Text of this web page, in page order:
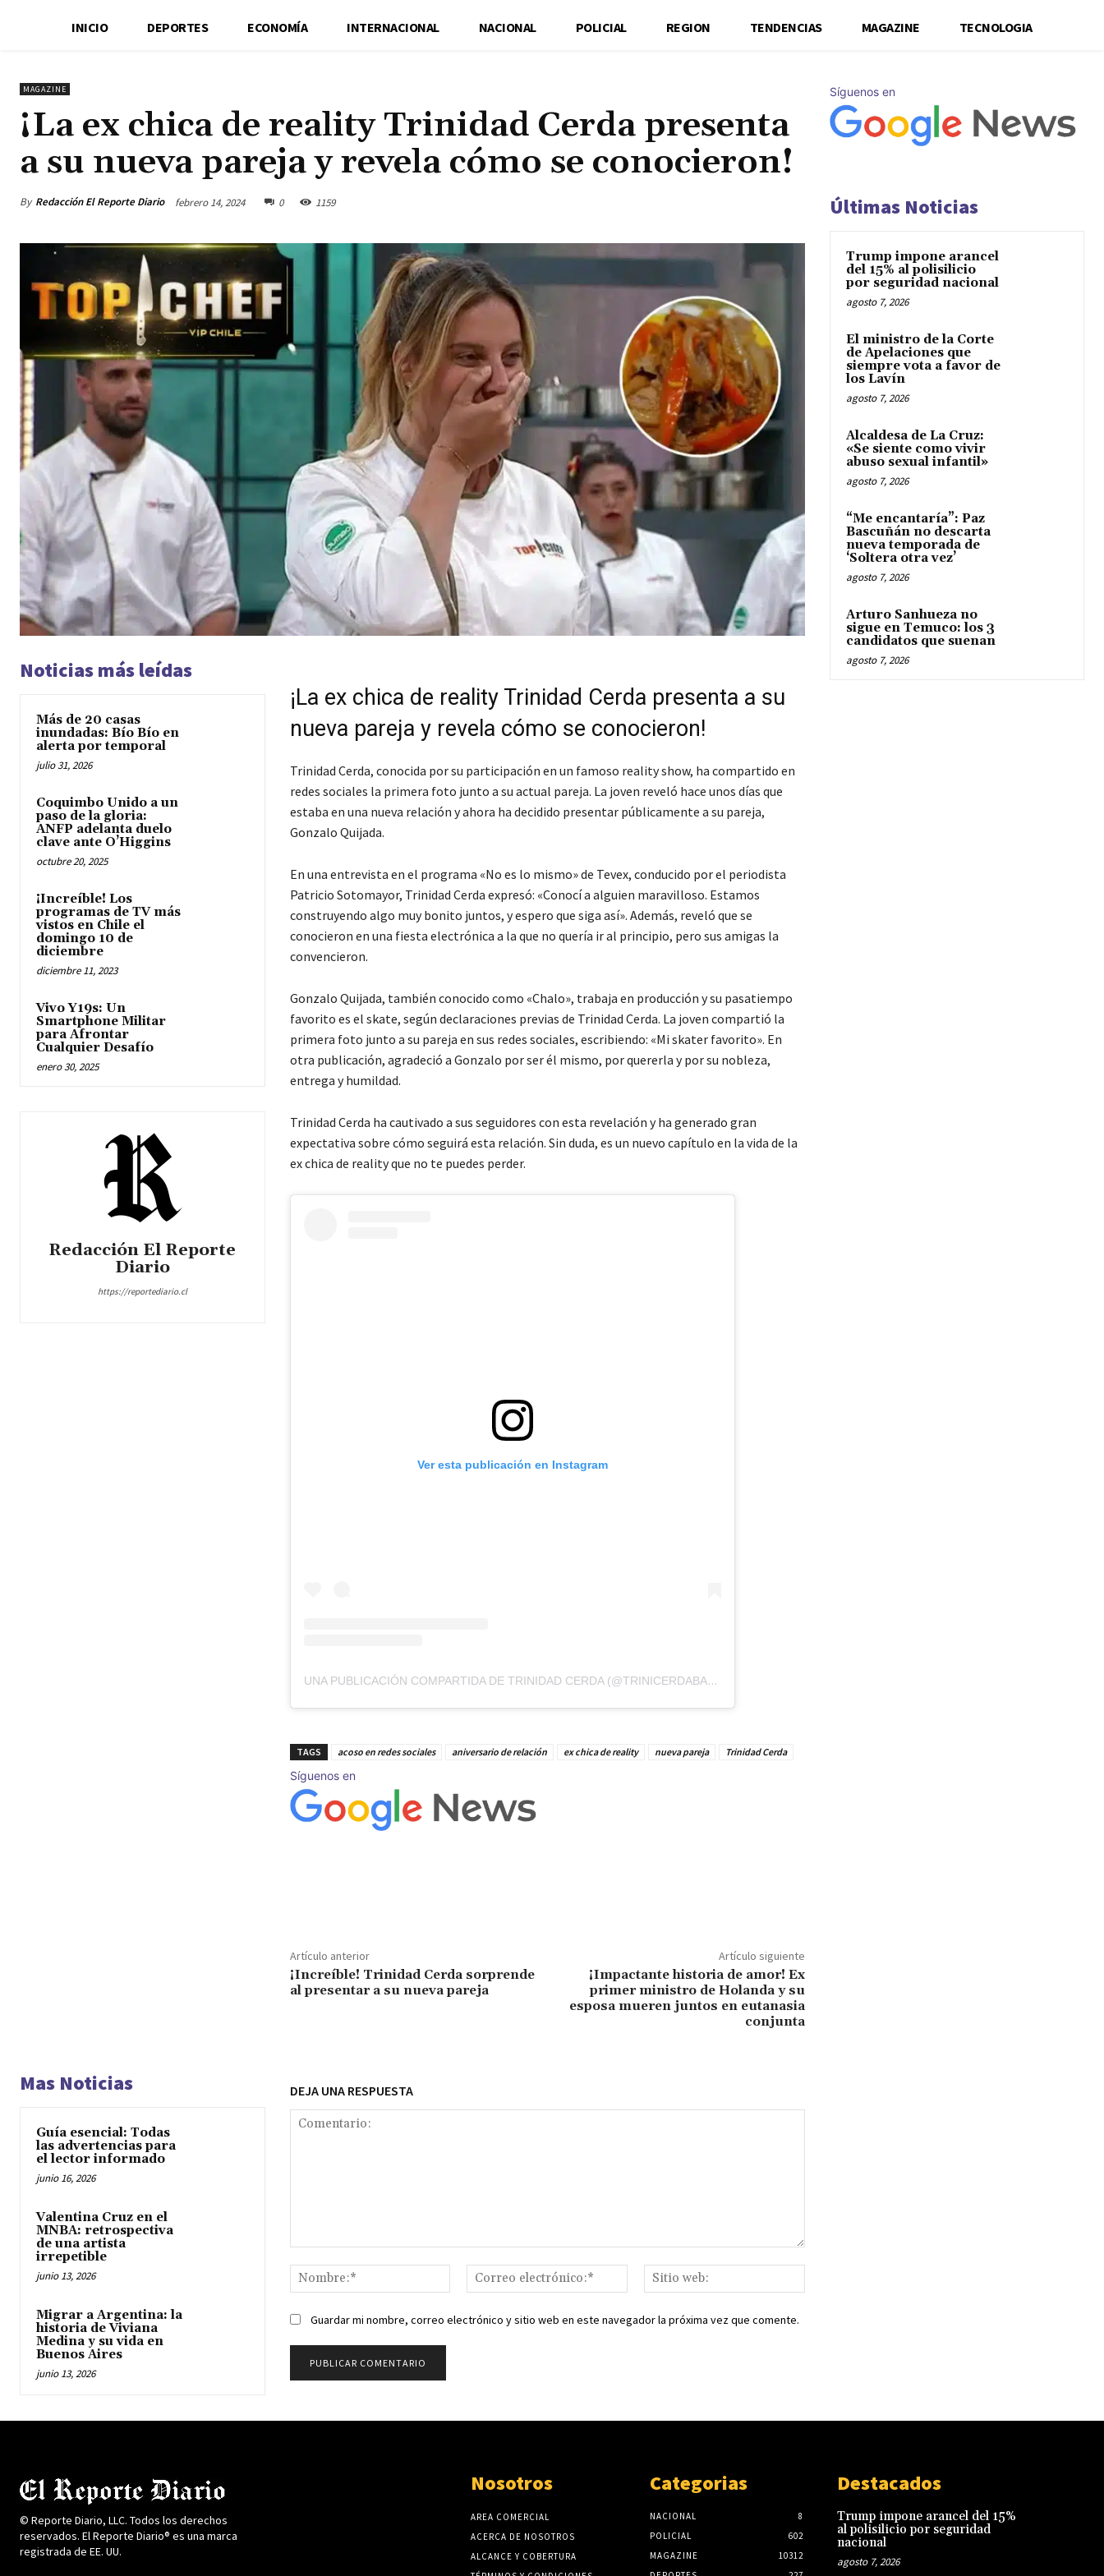
INICIO DEPORTES ECONOMÍA INTERNACIONAL NACIONAL POLICIAL REGION TENDENCIAS MAGAZINE TECNOLOGIA
MAGAZINE
¡La ex chica de reality Trinidad Cerda presenta
a su nueva pareja y revela cómo se conocieron!
By Redacción El Reporte Diario febrero 14, 2024 0 1159
Noticias más leídas
Más de 20 casas
inundadas: Bío Bío en
alerta por temporal
julio 31, 2026
Coquimbo Unido a un
paso de la gloria:
ANFP adelanta duelo
clave ante O’Higgins
octubre 20, 2025
¡Increíble! Los
programas de TV más
vistos en Chile el
domingo 10 de
diciembre
diciembre 11, 2023
Vivo Y19s: Un
Smartphone Militar
para Afrontar
Cualquier Desafío
enero 30, 2025
Redacción El Reporte
Diario
https://reportediario.cl
¡La ex chica de reality Trinidad Cerda presenta a su
nueva pareja y revela cómo se conocieron!
Trinidad Cerda, conocida por su participación en un famoso reality show, ha compartido en
redes sociales la primera foto junto a su actual pareja. La joven reveló hace unos días que
estaba en una nueva relación y ahora ha decidido presentar públicamente a su pareja,
Gonzalo Quijada.
En una entrevista en el programa «No es lo mismo» de Tevex, conducido por el periodista
Patricio Sotomayor, Trinidad Cerda expresó: «Conocí a alguien maravilloso. Estamos
construyendo algo muy bonito juntos, y espero que siga así». Además, reveló que se
conocieron en una fiesta electrónica a la que no quería ir al principio, pero sus amigas la
convencieron.
Gonzalo Quijada, también conocido como «Chalo», trabaja en producción y su pasatiempo
favorito es el skate, según declaraciones previas de Trinidad Cerda. La joven compartió la
primera foto junto a su pareja en sus redes sociales, escribiendo: «Mi skater favorito». En
otra publicación, agradeció a Gonzalo por ser él mismo, por quererla y por su nobleza,
entrega y humildad.
Trinidad Cerda ha cautivado a sus seguidores con esta revelación y ha generado gran
expectativa sobre cómo seguirá esta relación. Sin duda, es un nuevo capítulo en la vida de la
ex chica de reality que no te puedes perder.
Ver esta publicación en Instagram
UNA PUBLICACIÓN COMPARTIDA DE TRINIDAD CERDA (@TRINICERDABAEZA)
TAGS acoso en redes sociales aniversario de relación ex chica de reality nueva pareja Trinidad Cerda
Síguenos en
Artículo anterior
¡Increíble! Trinidad Cerda sorprende
al presentar a su nueva pareja
Artículo siguiente
¡Impactante historia de amor! Ex
primer ministro de Holanda y su
esposa mueren juntos en eutanasia
conjunta
Mas Noticias
Guía esencial: Todas
las advertencias para
el lector informado
junio 16, 2026
Valentina Cruz en el
MNBA: retrospectiva
de una artista
irrepetible
junio 13, 2026
Migrar a Argentina: la
historia de Viviana
Medina y su vida en
Buenos Aires
junio 13, 2026
DEJA UNA RESPUESTA
Nombre:*
Correo
electrónico:*
web:
Guardar mi nombre, correo electrónico y sitio web en este navegador la próxima vez que comente.
Síguenos en
Últimas Noticias
Trump impone arancel
del 15% al polisilicio
por seguridad nacional
agosto 7, 2026
El ministro de la Corte
de Apelaciones que
siempre vota a favor de
los Lavín
agosto 7, 2026
Alcaldesa de La Cruz:
«Se siente como vivir
abuso sexual infantil»
agosto 7, 2026
“Me encantaría”: Paz
Bascuñán no descarta
nueva temporada de
‘Soltera otra vez’
agosto 7, 2026
Arturo Sanhueza no
sigue en Temuco: los 3
candidatos que suenan
agosto 7, 2026
© Reporte Diario, LLC. Todos los derechos
reservados. El Reporte Diario® es una marca
registrada de EE. UU.
Nosotros
AREA COMERCIAL
ACERCA DE NOSOTROS
ALCANCE Y COBERTURA
Categorias
NACIONAL
8
POLICIAL
602
MAGAZINE
10312
Destacados
Trump impone arancel del 15%
al polisilicio por seguridad
nacional
agosto 7, 2026